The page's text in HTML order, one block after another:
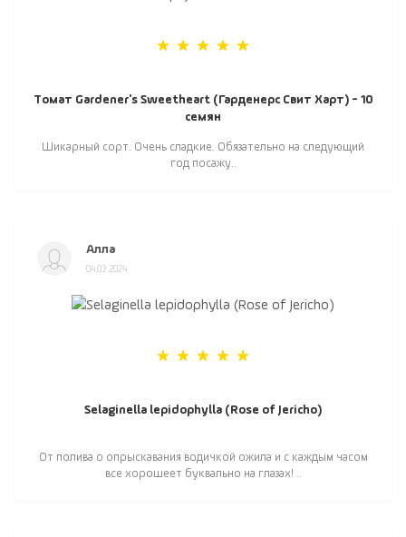
Томат Gardener's Sweetheart (Гарденерс Свит Харт) - 10
семян
Шикарный сорт. Очень сладкие. Обязательно на следующий
год посажу..
Алла
04.03.2024
Selaginella lepidophylla (Rose of Jericho)
От полива о опрыскавания водичкой ожила и с каждым часом
все хорошеет буквально на глазах! ..